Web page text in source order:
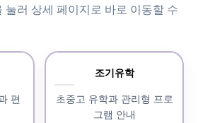
눌러 상세 페이지로 바로 이동할 수
편
조기유학
초중고 유학과 관리형 프로
그램 안내